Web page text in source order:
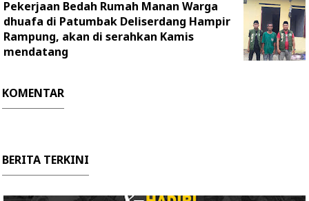
Pekerjaan Bedah Rumah Manan Warga
dhuafa di Patumbak Deliserdang Hampir
Rampung, akan di serahkan Kamis
mendatang
KOMENTAR
BERITA TERKINI